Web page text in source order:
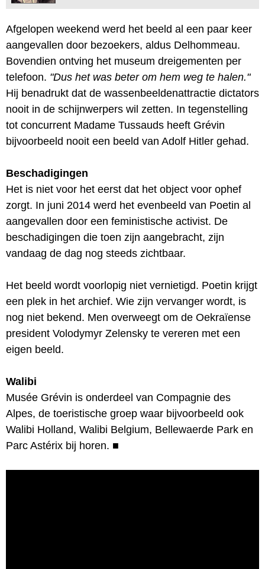
Afgelopen weekend werd het beeld al een paar keer
aangevallen door bezoekers, aldus Delhommeau.
Bovendien ontving het museum dreigementen per
telefoon. "Dus het was beter om hem weg te halen."
Hij benadrukt dat de wassenbeeldenattractie dictators
nooit in de schijnwerpers wil zetten. In tegenstelling
tot concurrent Madame Tussauds heeft Grévin
bijvoorbeeld nooit een beeld van Adolf Hitler gehad.
Beschadigingen
Het is niet voor het eerst dat het object voor ophef
zorgt. In juni 2014 werd het evenbeeld van Poetin al
aangevallen door een feministische activist. De
beschadigingen die toen zijn aangebracht, zijn
vandaag de dag nog steeds zichtbaar.
Het beeld wordt voorlopig niet vernietigd. Poetin krijgt
een plek in het archief. Wie zijn vervanger wordt, is
nog niet bekend. Men overweegt om de Oekraïense
president Volodymyr Zelensky te vereren met een
eigen beeld.
Walibi
Musée Grévin is onderdeel van Compagnie des
Alpes, de toeristische groep waar bijvoorbeeld ook
Walibi Holland, Walibi Belgium, Bellewaerde Park en
Parc Astérix bij horen. ■